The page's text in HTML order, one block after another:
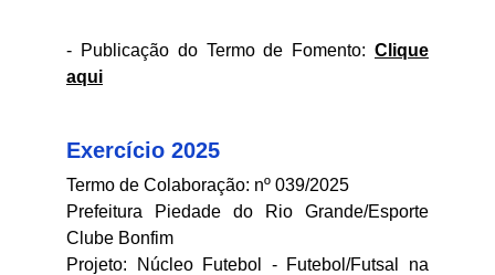
- Publicação do Termo de Fomento: Clique
aqui
Exercício 2025
Termo de Colaboração: nº 039/2025
Prefeitura Piedade do Rio Grande/Esporte
Clube Bonfim
Projeto: Núcleo Futebol - Futebol/Futsal na